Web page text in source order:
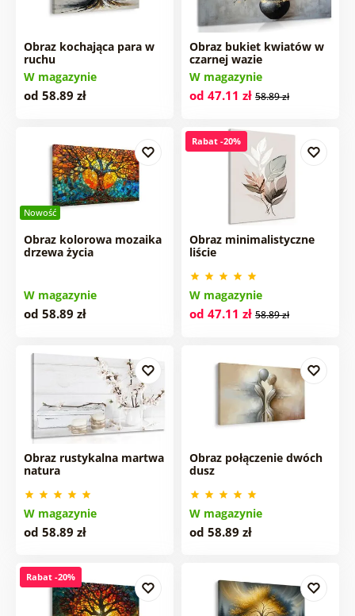
Obraz kochająca para w
ruchu
W magazynie
od 58.89 zł
Obraz bukiet kwiatów w
czarnej wazie
W magazynie
od 47.11 zł 58.89 zł
Nowość
Obraz kolorowa mozaika
drzewa życia
W magazynie
od 58.89 zł
Rabat -20%
Obraz minimalistyczne
liście
W magazynie
od 47.11 zł 58.89 zł
Obraz rustykalna martwa
natura
W magazynie
od 58.89 zł
Obraz połączenie dwóch
dusz
W magazynie
od 58.89 zł
Rabat -20%